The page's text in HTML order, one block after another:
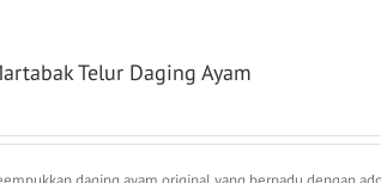
Telur Daging Ayam